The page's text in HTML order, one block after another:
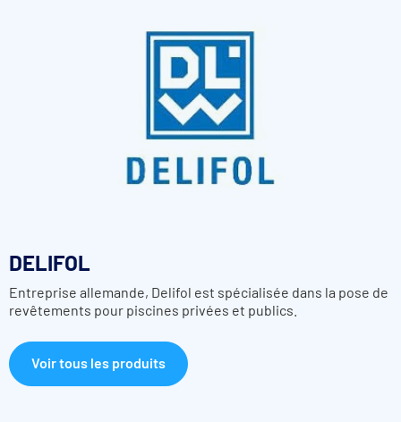
DELIFOL
Entreprise allemande, Delifol est spécialisée dans la pose de
revêtements pour piscines privées et publics.
Voir tous les produits